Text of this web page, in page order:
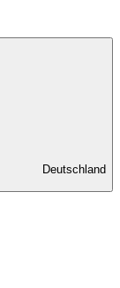
Deutschland